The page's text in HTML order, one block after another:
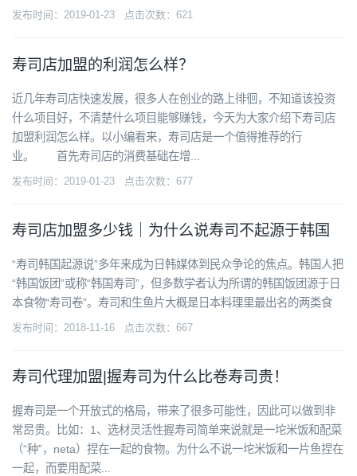
发布时间：2019-01-23 点击次数：621
寿司店加盟的利润怎么样？
近几年寿司店快速发展，很多人在创业的路上徘徊，不知道该投资
什么项目好，不清楚什么项目能够赚钱，今天为大家介绍下寿司店
加盟利润怎么样。以小编看来，寿司店是一个值得推荐的行
业。 首先寿司店的消费基础在增...
发布时间：2019-01-23 点击次数：677
寿司店加盟多少钱｜为什么说寿司不起源于韩国
“寿司韩国起源说”多年来成为日韩媒体到民众争论的焦点。韩国人把
“韩国饭团”或称“韩国寿司”，但多数学者认为所谓的韩国饭团源于日
本食物“寿司卷”。寿司和生鱼片大概是日本料理里最出名的两类食
发布时间：2018-11-16 点击次数：667
寿司代理加盟|握寿司为什么比卷寿司贵！
握寿司是一个开放式的格局，带来了很多可能性，因此可以做到非
常昂贵。比如：1、选材灵活性握寿司简单来说就是一坨米饭和配菜
（“种”，neta）捏在一起的食物。为什么不说一坨米饭和一片鱼捏在
一起，而要用配菜...